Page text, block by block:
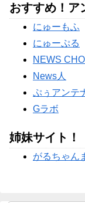
【あるある】主
感の嵐→本音続々
【物議】”子供1
持ち大激論にｗｗｗ
Powered by
おすすめ！ア
にゅーもふ
にゅーぷる
NEWS
News人
ぷぅアンテ
Gラボ
姉妹サイト！
がるちゃん